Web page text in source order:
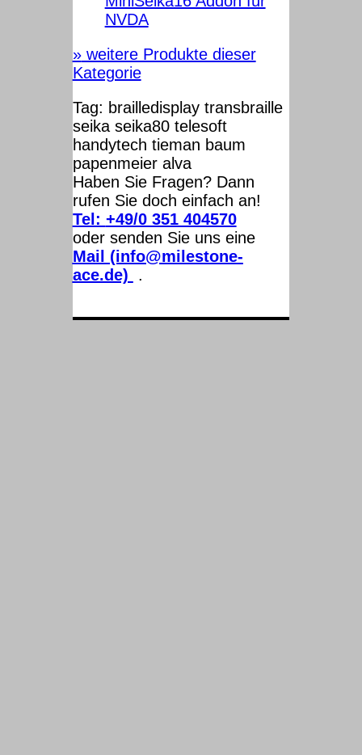
NVDA
»weitere Produkte dieser
Kategorie
Tag: brailledisplaytransbraille
seikaseika80telesoft
handytech tieman baum
papenmeieralva
Haben Sie Fragen? Dann
rufen Sie doch einfach an!
Tel: +49/0 351 404570
oder senden Sie uns eine
Mail (info@milestone-
ace.de)
.